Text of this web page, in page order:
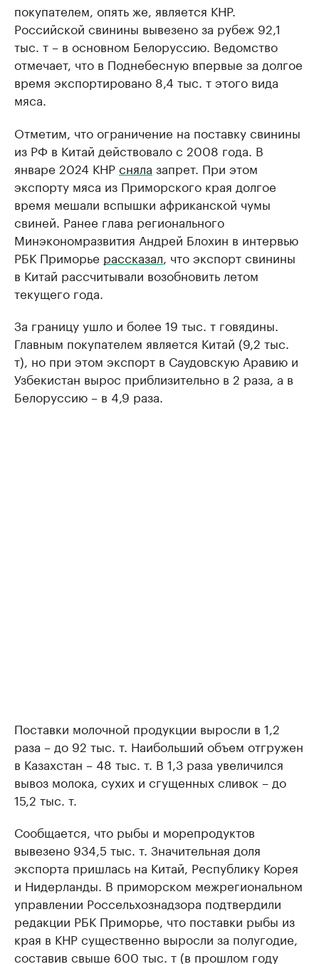
покупателем, опять же, является КНР.
Российской свинины вывезено за рубеж 92,1
тыс. т – в основном Белоруссию. Ведомство
отмечает, что в Поднебесную впервые за долгое
время экспортировано 8,4 тыс. т этого вида
мяса.
Отметим, что ограничение на поставку свинины
из РФ в Китай действовало с 2008 года. В
январе 2024 КНРсняла запрет. При этом
экспорту мяса из Приморского края долгое
время мешали вспышки африканской чумы
свиней. Ранее глава регионального
Минэкономразвития Андрей Блохин в интервью
РБК Приморье рассказал , что экспорт свинины
в Китай рассчитывали возобновить летом
текущего года.
За границу ушло и более 19 тыс. т говядины.
Главным покупателем является Китай (9,2 тыс.
т), но при этом экспорт в Саудовскую Аравию и
Узбекистан вырос приблизительно в 2 раза, а в
Белоруссию – в 4,9 раза.
Поставки молочной продукции выросли в 1,2
раза – до 92 тыс. т. Наибольший объем отгружен
в Казахстан – 48 тыс. т. В 1,3 раза увеличился
вывоз молока, сухих и сгущенных сливок – до
15,2 тыс. т.
Сообщается, что рыбы и морепродуктов
вывезено 934,5 тыс. т. Значительная доля
экспорта пришлась на Китай, Республику Корея
и Нидерланды. В приморском межрегиональном
управлении Россельхознадзора подтвердили
редакции РБК Приморье, что поставки рыбы из
края в КНР существенно выросли за полугодие,
составив свыше 600 тыс. т (в прошлом году